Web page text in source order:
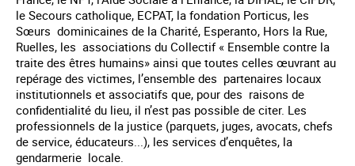
le Secours catholique, ECPAT, la fondation Porticus, les
Sœurs dominicaines de la Charité, Esperanto, Hors la Rue,
Ruelles, les associations du Collectif « Ensemble contre la
traite des êtres humains» ainsi que toutes celles œuvrant au
repérage des victimes, l’ensemble des partenaires locaux
institutionnels et associatifs que, pour des raisons de
confidentialité du lieu, il n’est pas possible de citer. Les
professionnels de la justice (parquets, juges, avocats, chefs
de service, éducateurs...), les services d’enquêtes, la
gendarmerie locale.